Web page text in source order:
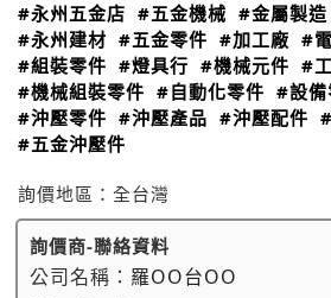
#永州五金店 #五金機械 #金屬製造
#永州建材 #五金零件 #加工廠 #
#組裝零件 #燈具行 #機械元件 #
#機械組裝零件 #自動化零件 #設備
#沖壓零件 #沖壓產品 #沖壓配件
#五金沖壓件
詢價地區： 全台灣
詢價商-聯絡資料
公司名稱： 羅OO台OO